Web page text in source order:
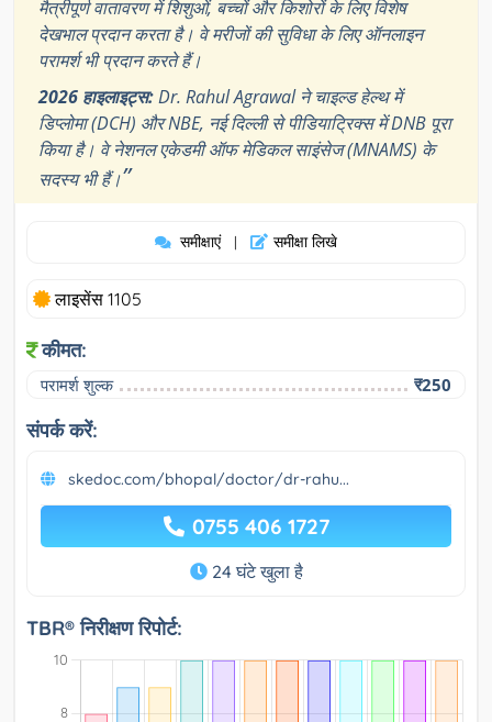
मैत्रीपूर्ण वातावरण में शिशुओं, बच्चों और किशोरों के लिए विशेष
देखभाल प्रदान करता है। वे मरीजों की सुविधा के लिए ऑनलाइन
परामर्श भी प्रदान करते हैं।
2026 हाइलाइट्स:Dr. Rahul Agrawal ने चाइल्ड हेल्थ में
डिप्लोमा (DCH) और NBE, नई दिल्ली से पीडियाट्रिक्स में DNB पूरा
किया है। वे नेशनल एकेडमी ऑफ मेडिकल साइंसेज (MNAMS) के
सदस्य भी हैं।”
समीक्षाएं | समीक्षा लिखे
लाइसेंस 1105
कीमत:
परामर्श शुल्क ₹250
संपर्क करें:
skedoc.com/bhopal/doctor/dr-rahu...
0755 406 1727
24 घंटे खुला है
TBR® निरीक्षण रिपोर्ट: